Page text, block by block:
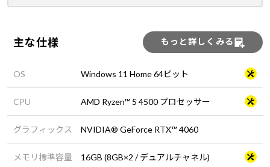
主な仕様 もっと詳しくみる
OS Windows 11 Home 64ビット
CPU AMD Ryzen™ 5 4500 プロセッサー
グラフィックス NVIDIA® GeForce RTX™ 4060
メモリ標準容量 16GB (8GB×2 / デュアルチャネル)